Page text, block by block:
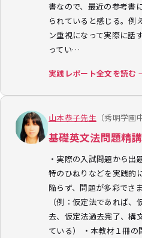
書なので、最近の参考書
られていると感じる。例
ン重視になって実際に話
ってい…
実践レポート全文を読む
山本恭子先生 （秀明学園
基礎英文法問題精
・実際の入試問題から出
特のひねりなどを実践的
陥らず、問題が多彩でさ
（例：仮定法であれば
去、仮定法過去完了、構
ている） ・本教材１冊